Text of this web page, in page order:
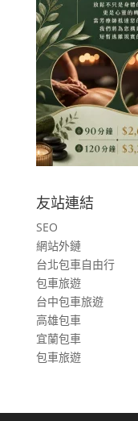
友站連結
SEO
網站外鏈
台北包車自由行
包車旅遊
台中包車旅遊
高雄包車
宜蘭包車
包車旅遊